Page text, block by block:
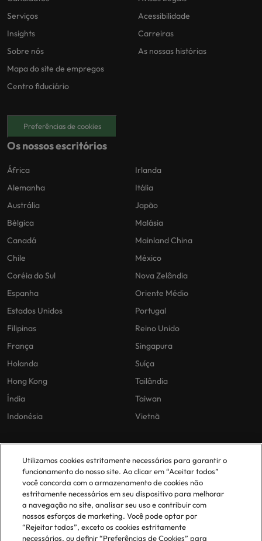
Serviços
Insights
Sobre nós
Mapa do site de empregos
Centro fiduciário
Acessibilidade
Carreiras
As nossas histórias
Preferências de cookies
Os nossos escritórios
África
Alemanha
Austrália
Bélgica
Canadá
Chile
Coréia do Sul
Espanha
Estados Unidos
Filipinas
França
Holanda
Hong Kong
Índia
Indonésia
Irlanda
Itália
Japão
Malásia
Mainland China
México
Nova Zelândia
Oriente Médio
Portugal
Reino Unido
Singapura
Suíça
Tailândia
Taiwan
Vietnã
As nossas políticas
Politica Privacidade
Politica de cookies
Política de Biblioteca
Politica de escravidão moderna
O nosso escritório em
Portugal
Lisboa
Utilizamos cookies estritamente necessários para garantir o
funcionamento do nosso site. Ao clicar em “Aceitar todos”
você concorda com o armazenamento de cookies não
estritamente necessários em seu dispositivo para melhorar
a navegação no site, analisar seu uso e contribuir com
nossos esforços de marketing. Você pode optar por
“Rejeitar todos”, exceto os cookies estritamente
necessários, ou definir “Preferências de Cookies” para